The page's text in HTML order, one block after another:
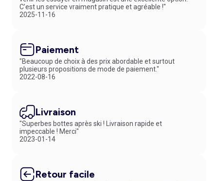
C’est un service vraiment pratique et agréable !"
2025-11-16
Paiement
"Beaucoup de choix à des prix abordable et surtout
plusieurs propositions de mode de paiement."
2022-08-16
Livraison
"Superbes bottes après ski ! Livraison rapide et
impeccable ! Merci"
2023-01-14
Retour facile